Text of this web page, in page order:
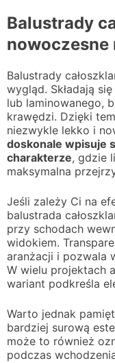
Balustrady
nowoczesne
Balustrady
wygląd. Składają
lub laminowanego,
krawędzi. Dzięki
niezwykle lekko i
doskonale wpisuje
charakterze, gdzie
maksymalna
Jeśli zależy Ci na
balustrada
przy schodach
widokiem.
aranżacji i pozwala
W wielu projektach
wariant podkreśla
Warto jednak
bardziej surową
może to również
podczas